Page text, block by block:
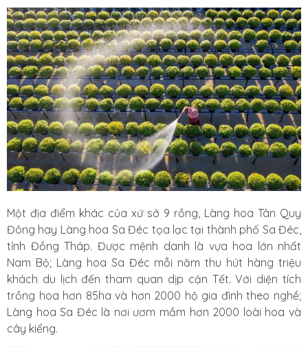
Một địa điểm khác của xứ sở 9 rồng, Làng hoa Tân Quy
Đông hay Làng hoa Sa Đéc tọa lạc tại thành phố Sa Đéc,
tỉnh Đồng Tháp. Được mệnh danh là vựa hoa lớn nhất
Nam Bộ; Làng hoa Sa Đéc mỗi năm thu hút hàng triệu
khách du lịch đến tham quan dịp cận Tết. Với diện tích
trồng hoa hơn 85ha và hơn 2000 hộ gia đình theo nghề;
Làng hoa Sa Đéc là nơi ươm mầm hơn 2000 loài hoa và
cây kiểng.